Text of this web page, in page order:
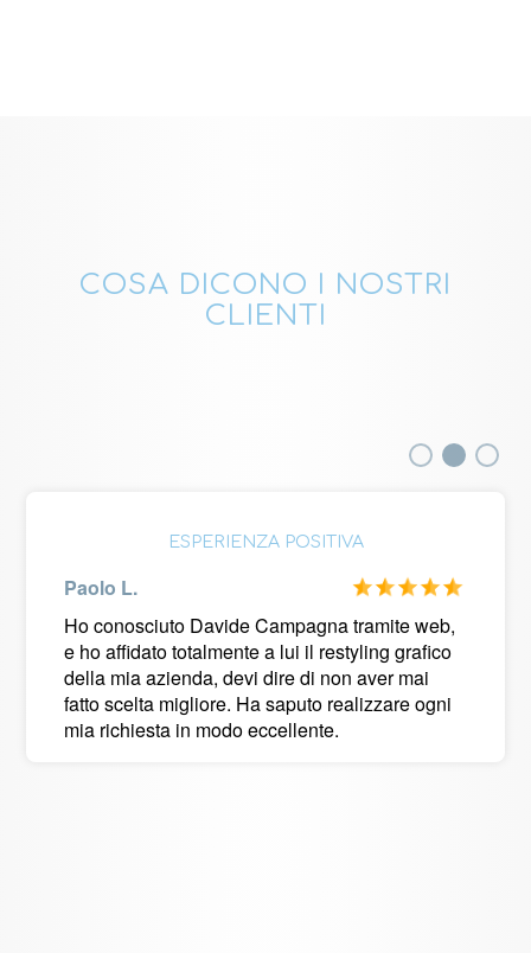
COSA DICONO I NOSTRI
CLIENTI
ESPERIENZA POSITIVA
Ho conosciuto Davide Campagna tramite web,
e ho affidato totalmente a lui il restyling grafico
della mia azienda, devi dire di non aver mai
fatto scelta migliore. Ha saputo realizzare ogni
mia richiesta in modo eccellente.
Paolo L.